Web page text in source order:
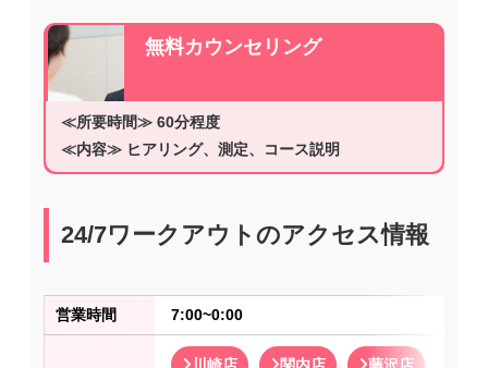
無料カウンセリング
≪所要時間≫ 60分程度
≪内容≫ ヒアリング、測定、コース説明
24/7ワークアウトのアクセス情報
営業時間 7:00~0:00